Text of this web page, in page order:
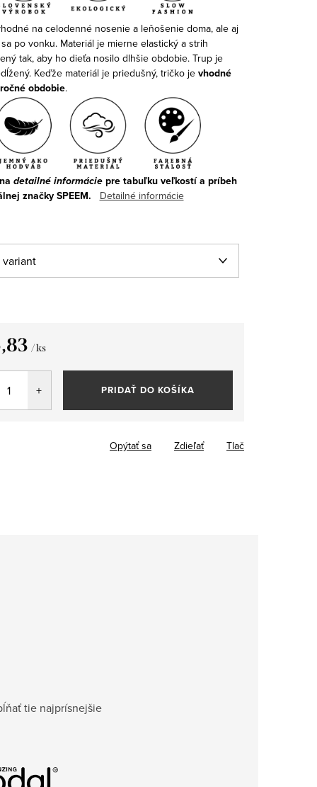
na celodenné nosenie a leňošenie doma, ale aj
po vonku. Materiál je mierne elastický a strih
tak, aby ho dieťa nosilo dlhšie obdobie. Trup je
Keďže materiál je priedušný, tričko je vhodné
obdobie.
detailné informáciepre tabuľku veľkostí a príbeh
značky SPEEM.
Detailné informácie
/ ks
PRIDAŤ DO KOŠÍKA
Tlač
Opýtať sa Zdieľať
tie najprísnejšie